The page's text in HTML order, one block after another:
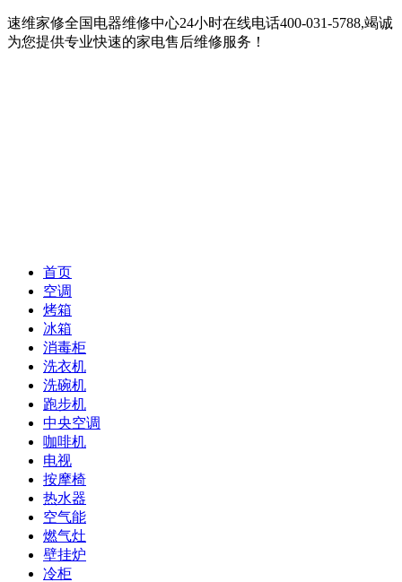
速维家修全国电器维修中心24小时在线电话400-031-5788,竭诚
为您提供专业快速的家电售后维修服务！
首页
空调
烤箱
冰箱
消毒柜
洗衣机
洗碗机
跑步机
中央空调
咖啡机
电视
按摩椅
热水器
空气能
燃气灶
壁挂炉
冷柜